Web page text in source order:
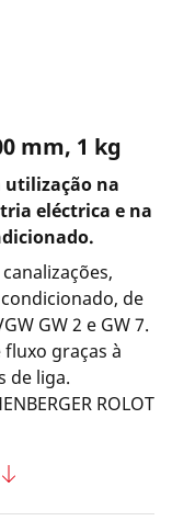
mm, 1 kg
utilização na
eléctrica e na
de
GW 2 e GW 7.
graças à
de liga.
ROLOT